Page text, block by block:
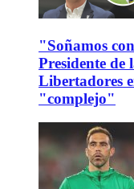
"Soñamos
Presidente de
Libertadores
"complejo"